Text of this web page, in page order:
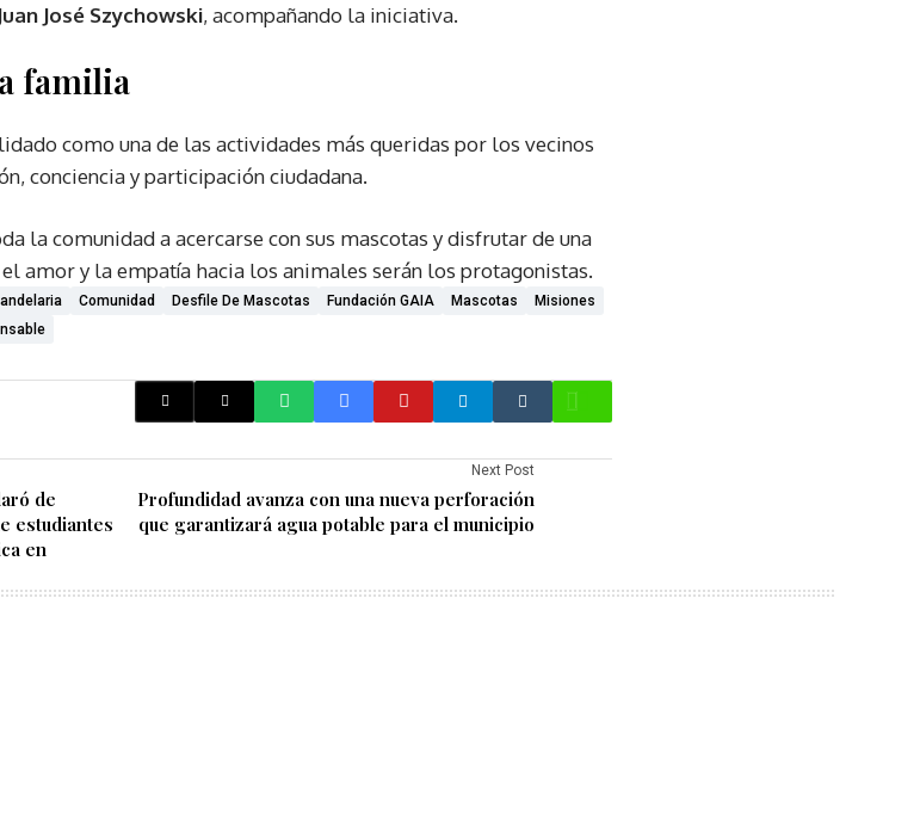
José Szychowski, acompañando la iniciativa.
familia
como una de las actividades más queridas por los vecinos
conciencia y participación ciudadana.
la comunidad a acercarse con sus mascotas y disfrutar de una
amor y la empatía hacia los animales serán los protagonistas.
Comunidad Desfile De Mascotas Fundación GAIA Mascotas
Misiones
de
estudiantes
en
Next Post
Profundidad avanza con una nueva perforación
que garantizará agua potable para el municipio